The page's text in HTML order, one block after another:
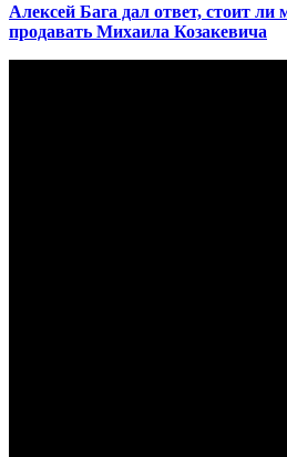
Алексей Бага дал ответ, стоит
продавать Михаила Козакевича